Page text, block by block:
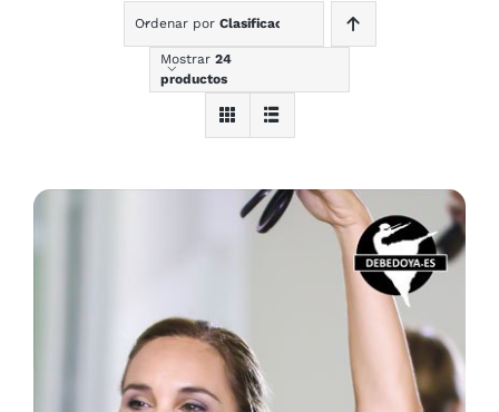
Ordenar por Clasificación
Mostrar 24
productos